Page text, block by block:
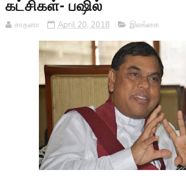
சாதனா April 20, 2018 இலங்கை